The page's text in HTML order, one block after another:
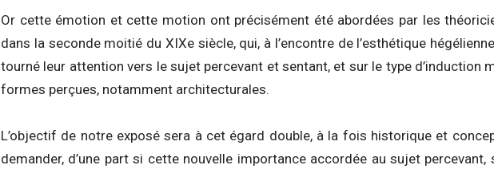
Or cette émotion et cette motion ont précisément été abordées par les
dans la seconde moitié du XIXe siècle, qui, à l’encontre de l’esthétique
tourné leur attention vers le sujet percevant et sentant, et sur le type d’induction
formes perçues, notamment architecturales.
L’objectif de notre exposé sera à cet égard double, à la fois historique et
demander, d’une part si cette nouvelle importance accordée au sujet